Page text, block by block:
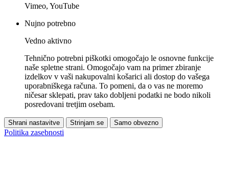
Vimeo, YouTube
Nujno potrebno
Vedno aktivno
Tehnično potrebni piškotki omogočajo le osnovne funkcije
naše spletne strani. Omogočajo vam na primer zbiranje
izdelkov v vaši nakupovalni košarici ali dostop do vašega
uporabniškega računa. To pomeni, da o vas ne moremo
ničesar sklepati, prav tako dobljeni podatki ne bodo nikoli
posredovani tretjim osebam.
Shrani nastavitve Strinjam se Samo obvezno
Politika zasebnosti